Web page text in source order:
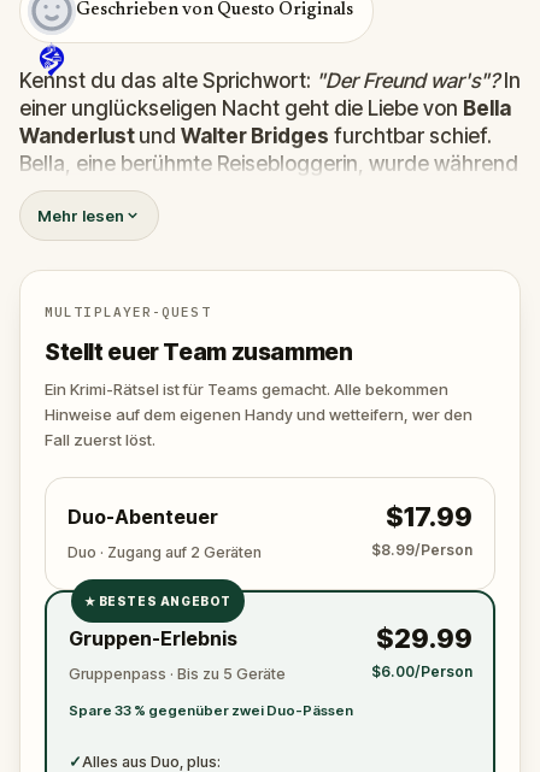
Geschrieben von Questo Originals
Kennst du das alte Sprichwort: "Der Freund war's"?In
einer unglückseligen Nacht geht die Liebe von Bella
Wanderlust und Walter Bridges furchtbar schief.
Bella, eine berühmte Reisebloggerin, wurde während
einer Geistertour, die von dem theatralischen
Shadowsgeleitet wurde,
liegt es an dir, die Wahrheit herauszufinden.
War es Walter, der besessene Freund? Percy, der
Geisterführer mit dem Gespür für Dramatik? Oder
🔎 Sammle Hinweise, verhöre Verdächtige und
entlarve den wahren Mörder, bevor er wieder
zuschlägt. Halte deinen Stift und dein Papier
bereit, um alle wichtigen Beweise zu notieren.
Mehr lesen
MULTIPLAYER-QUEST
Stellt euer Team zusammen
Ein Krimi-Rätsel ist für Teams gemacht. Alle bekommen
Hinweise auf dem eigenen Handy und wetteifern, wer den
Fall zuerst löst.
Duo-Abenteuer
Duo · Zugang auf 2 Geräten
$17.99
$8.99/Person
✓
✓
★ BESTES ANGEBOT
Gruppen-Erlebnis
Gruppenpass · Bis zu 5 Geräte
Spare 33 % gegenüber zwei Duo-Pässen
$29.99
$6.00/Person
✓Alles aus Duo, plus: